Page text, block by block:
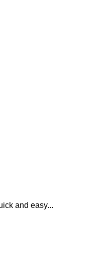
and easy...